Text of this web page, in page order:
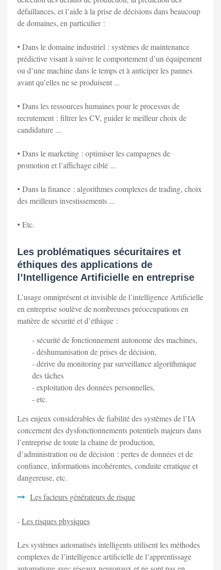
défaillances, et l’aide à la prise de décisions dans beaucoup
de domaines, en particulier :
• Dans le domaine industriel : systèmes de maintenance
prédictive visant à suivre le comportement d’un équipement
ou d’une machine dans le temps et à anticiper les pannes
avant qu’elles ne se produisent ...
• Dans les ressources humaines pour le processus de
recrutement : filtrer les CV, guider le meilleur choix de
candidature ...
• Dans le marketing : optimiser les campagnes de
promotion et l’affichage ciblé ...
• Dans la finance : algorithmes complexes de trading, choix
des meilleurs investissements ...
• Etc.
Les problématiques sécuritaires et
éthiques des applications de
l’Intelligence Artificielle en entreprise
L’usage omniprésent et invisible de l’intelligence Artificielle
en entreprise soulève de nombreuses préoccupations en
matière de sécurité et d’éthique :
- sécurité de fonctionnement autonome des machines,
- déshumanisation de prises de décision,
- dérive du monitoring par surveillance algorithmique
des tâches
- exploitation des données personnelles,
- etc.
Les enjeux considérables de fiabilité des systèmes de l’IA
concernent des dysfonctionnements potentiels majeurs dans
l’entreprise de toute la chaine de production,
d’administration ou de décision : pertes de données et de
confiance, informations incohérentes, conduite erratique et
dangereuse, etc.
Les facteurs générateurs de risque
-Les risques physiques
Les systèmes automatisés intelligents utilisent les méthodes
complexes de l’intelligence artificielle de l’apprentissage